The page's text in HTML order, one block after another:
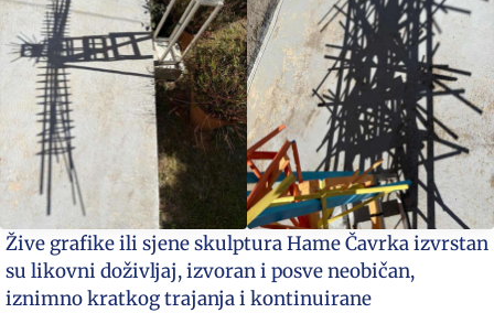
Žive grafike ili sjene skulptura Hame Čavrka izvrstan
su likovni doživljaj, izvoran i posve neobičan,
iznimno kratkog trajanja i kontinuirane